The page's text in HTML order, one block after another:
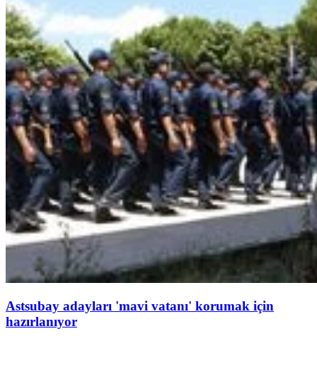
Astsubay adayları 'mavi vatanı' korumak için
hazırlanıyor